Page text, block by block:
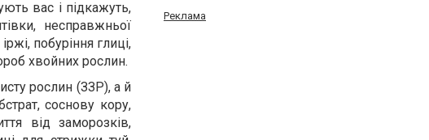
вас і підкажуть,
несправжньої
побуріння глиці,
хвойних рослин.
рослин (ЗЗР), а й
соснову кору,
від заморозків,
Реклама